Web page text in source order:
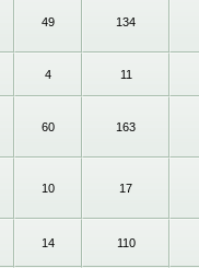
49 134
4 11
60 163
10 17
14 110